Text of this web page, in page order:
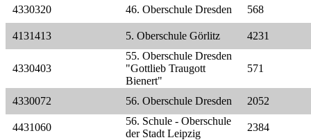
4330320 46. Oberschule Dresden 568
4131413 5. Oberschule Görlitz 4231
4330403
55. Oberschule Dresden
"Gottlieb Traugott
Bienert"
571
4330072 56. Oberschule Dresden 2052
4431060
56. Schule - Oberschule
der Stadt Leipzig
2384